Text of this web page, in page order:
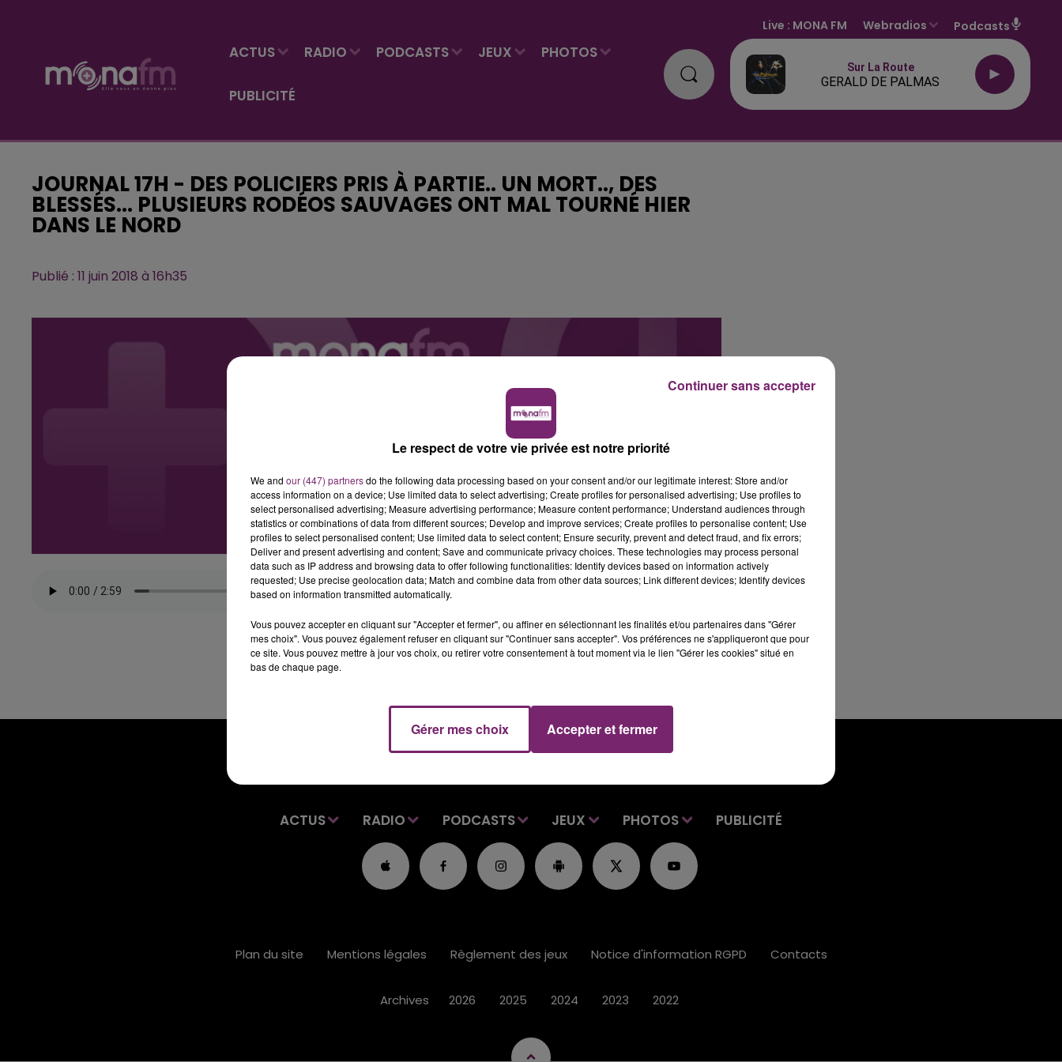
ACTUS RADIO PODCASTS JEUX PHOTOS
PUBLICITÉ
Live : MONA FM Webradios Podcasts
Sur La Route
GERALD DE PALMAS
JOURNAL 17H - DES POLICIERS PRIS À PARTIE.. UN MORT.., DES
BLESSÉS... PLUSIEURS RODÉOS SAUVAGES ONT MAL TOURNÉ HIER
DANS LE NORD
Publié : 11 juin 2018 à 16h35
ACTUS RADIO PODCASTS JEUX PHOTOS PUBLICITÉ
Plan du site Mentions légales Règlement des jeux Notice d'information RGPD Contacts
Archives 2026 2025 2024 2023 2022
Le respect de votre vie privée est notre priorité
We and our (447) partnersdo the following data processing based on your consent and/or our legitimate interest: Store and/or
access information on a device; Use limited data to select advertising; Create profiles for personalised advertising; Use profiles to
select personalised advertising; Measure advertising performance; Measure content performance; Understand audiences through
statistics or combinations of data from different sources; Develop and improve services; Create profiles to personalise content; Use
profiles to select personalised content; Use limited data to select content; Ensure security, prevent and detect fraud, and fix errors;
Deliver and present advertising and content; Save and communicate privacy choices. These technologies may process personal
data such as IP address and browsing data to offer following functionalities: Identify devices based on information actively
requested; Use precise geolocation data; Match and combine data from other data sources; Link different devices; Identify devices
based on information transmitted automatically.
Vous pouvez accepter en cliquant sur "Accepter et fermer", ou affiner en sélectionnant les finalités et/ou partenaires dans "Gérer
mes choix". Vous pouvez également refuser en cliquant sur "Continuer sans accepter". Vos préférences ne s'appliqueront que pour
ce site. Vous pouvez mettre à jour vos choix, ou retirer votre consentement à tout moment via le lien "Gérer les cookies" situé en
bas de chaque page.
Gérer mes choix Accepter et fermer
Continuer sans accepter